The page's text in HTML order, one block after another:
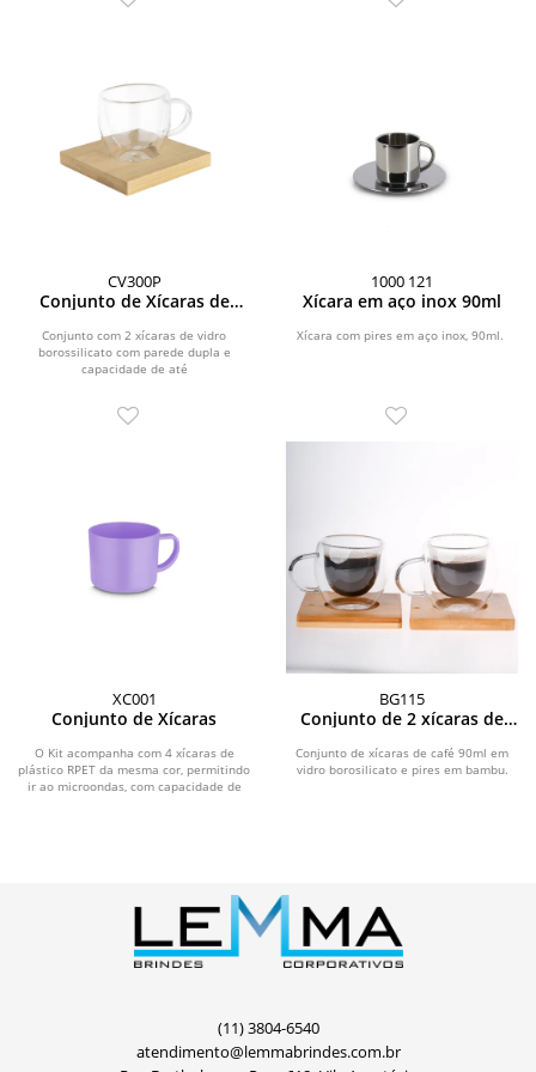
CV300P
Conjunto de Xícaras de
Conjunto com 2 xícaras de vidro
borossilicato com parede dupla e
capacidade de até
1000 121
Xícara em aço inox 90ml
Xícara com pires em aço inox, 90ml.
XC001
Conjunto de Xícaras
O Kit acompanha com 4 xícaras de
plástico RPET da mesma cor, permitindo
ir ao microondas, com capacidade de
BG115
Conjunto de 2 xícaras de
Conjunto de xícaras de café 90ml em
vidro borosilicato e pires em bambu.
(11) 3804-6540
atendimento@lemmabrindes.com.br